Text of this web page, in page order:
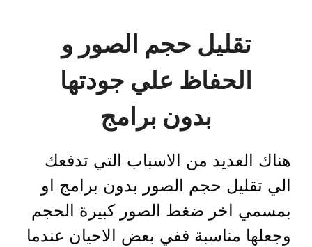
تقليل حجم الصور و
الحفاظ علي جودتها
بدون برامج
هناك العديد من الاسباب التي تدفعك
الي تقليل حجم الصور بدون برامج او
بمسمي اخر ضغط الصور كبيرة الحجم
وجعلها مناسبة ففي بعض الاحيان عندما